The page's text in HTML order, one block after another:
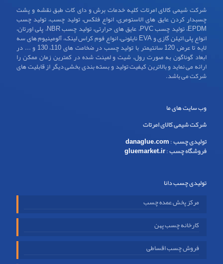
شرکت شیمی کالای امرتات کلیه خدمات برش و دای کات طبق نقشه و پشت
چسبدار کردن عایق های الاستومری، انواع فلکس، تولید چسب، تولید چسب
EPDM، تولید چسب PVC، عایق های حرارتی، تولید چسب NBR، پلی اورتان،
انواع پلی اتیلن گازی و EVA نایلونی، انواع فوم کراس لینک، آلومینیوم های سه
لایه تا عرض 120 سانتیمتر با تولید چسب در ضخامت های 110، 130 و ... در
ابعاد گوناگون به صورت رول، شیت و لمینت شده در کمترین زمان ممکن را
ارائه می نماید و بالاترین کیفیت تولید و بسته بندی بخشی دیگر از قابلیت های
شرکت می باشد.
وب سایت های ما
شرکت شیمی کالای امرتات
تولیدی چسب:
danaglue.com
فروشگاه چسب:
gluemarket.ir
تولیدی چسب دانا
مرکز پخش عمده چسب
کارخانه چسب پهن
فروش چسب اقساطی